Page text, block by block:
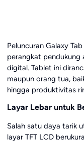
Peluncuran Galaxy
perangkat pendukung
digital. Tablet ini
maupun orang tua,
hingga produktivitas
Layar Lebar untuk
Salah satu daya tarik
layar TFT LCD